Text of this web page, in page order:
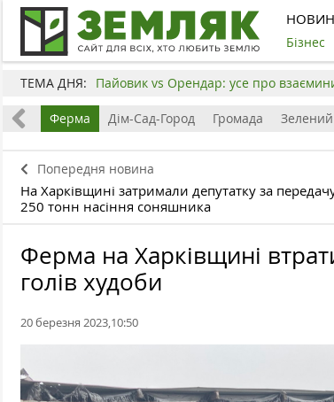
Бізнес
ТЕМА ДНЯ: Пайовик vs Орендар: усе про
Бізнес Ферма Дім-Сад-Город Громада
Попередня новина
На Харківщині затримали депутатку за
250 тонн насіння соняшника
Ферма на Харківщині
голів худоби
20 березня 2023,10:50